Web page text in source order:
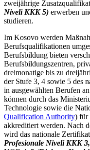
zweijährige
Niveli KKK 5) erwerben
studieren.
Im Kosovo werden
Berufsqualifikationen
Berufsbildung bieten
Berufsbildungszentren,
dreimonatige bis zu
der Stufe 3, 4 sowie 5 des
in ausgewählten Berufen
können durch das
Technologie sowie die
Qualification Authority) für
akkreditiert werden. Nach
wird das nationale
Profesionale Niveli KKK